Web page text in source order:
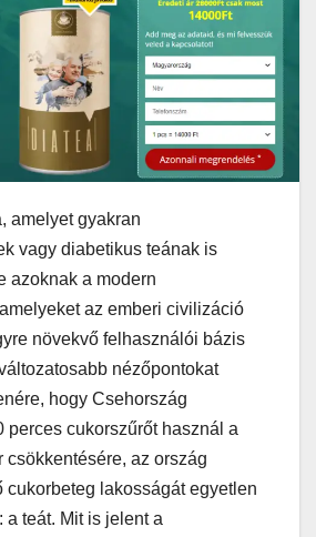
amelyet gyakran
vagy diabetikus teának is
azoknak a modern
az emberi civilizáció
növekvő felhasználói bázis
nézőpontokat
hogy Csehország
perces cukorszűrőt használ a
csökkentésére, az ország
cukorbeteg lakosságát egyetlen
teát. Mit is jelent a